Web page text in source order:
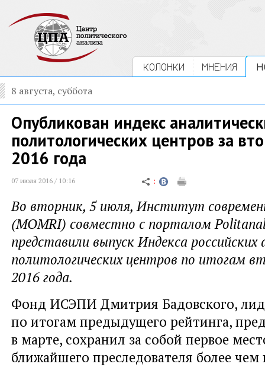
КОЛОНКИ МНЕНИЯ
8 августа, суббота
Опубликован индекс
политологических центров за
2016 года
07 июля 2016 / 10:16
Во вторник, 5 июля, Институт
(MOMRI) совместно с порталом
представили выпуск Индекса российских
политологических центров по итогам
2016 года.
Фонд ИСЭПИ Дмитрия Бадовского,
по итогам предыдущего рейтинга,
в марте, сохранил за собой первое
ближайшего преследователя более чем